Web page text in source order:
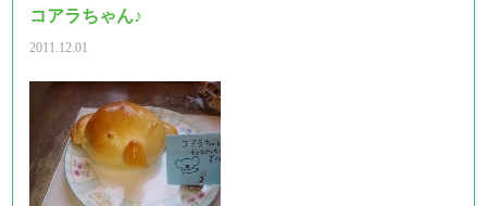
コアラちゃん♪
2011.12.01